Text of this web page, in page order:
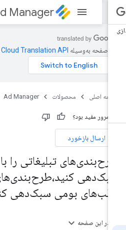
Ad Manager
صفحه به‌وسیله
اصلی محصولات Ad Manager
مرور مفید بود؟
ارسال بازخورد
تبلیغاتی را با
کنید،طرح‌بندی‌های
بومی سبک‌دهی کنید
در این صفحه